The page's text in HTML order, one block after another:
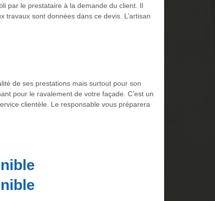
par le prestataire à la demande du client. Il
sont données dans ce devis. L’artisan
de ses prestations mais surtout pour son
pour le ravalement de votre façade. C’est un
clientèle. Le responsable vous préparera